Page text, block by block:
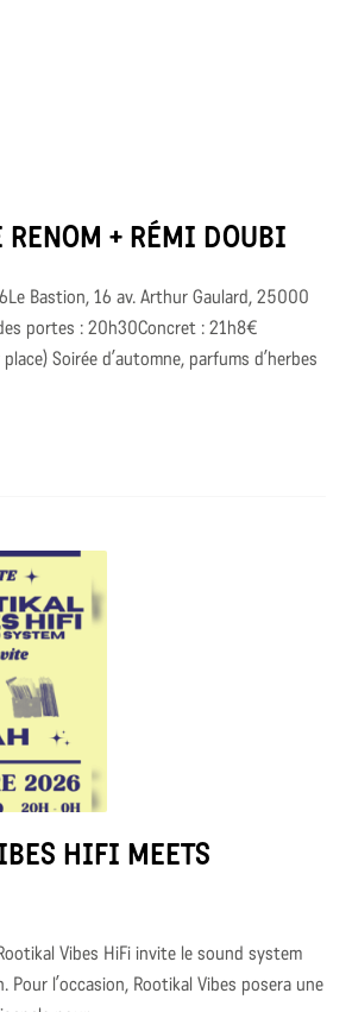
RENOM + RÉMI DOUBI
Bastion, 16 av. Arthur Gaulard, 25000
portes : 20h30Concret : 21h8€
Soirée d’automne, parfums d’herbes
HIFI MEETS
Vibes HiFi invite le sound system
Pour l’occasion, Rootikal Vibes posera une